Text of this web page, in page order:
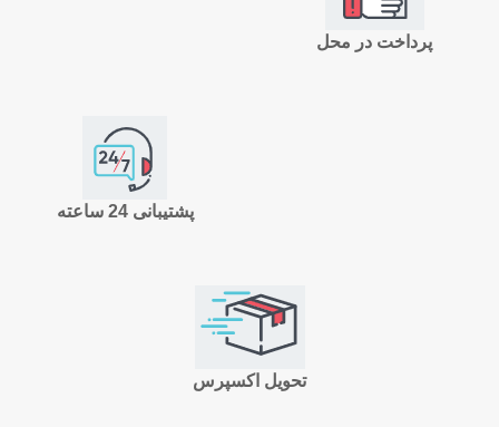
پرداخت در محل
پشتیبانی 24 ساعته
تحویل اکسپرس